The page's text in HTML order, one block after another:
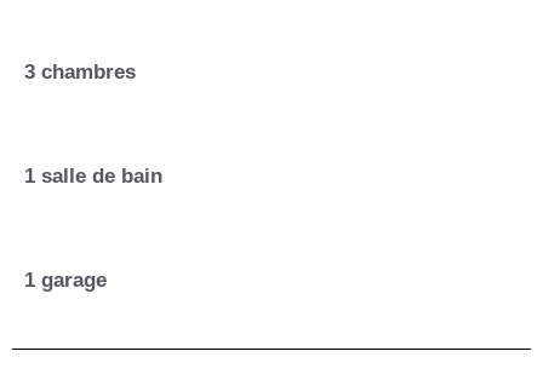
3 chambres
1 salle de bain
1 garage